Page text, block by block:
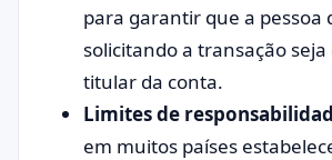
para garantir que a pessoa
solicitando a transação
titular da conta.
Limites de
em muitos países